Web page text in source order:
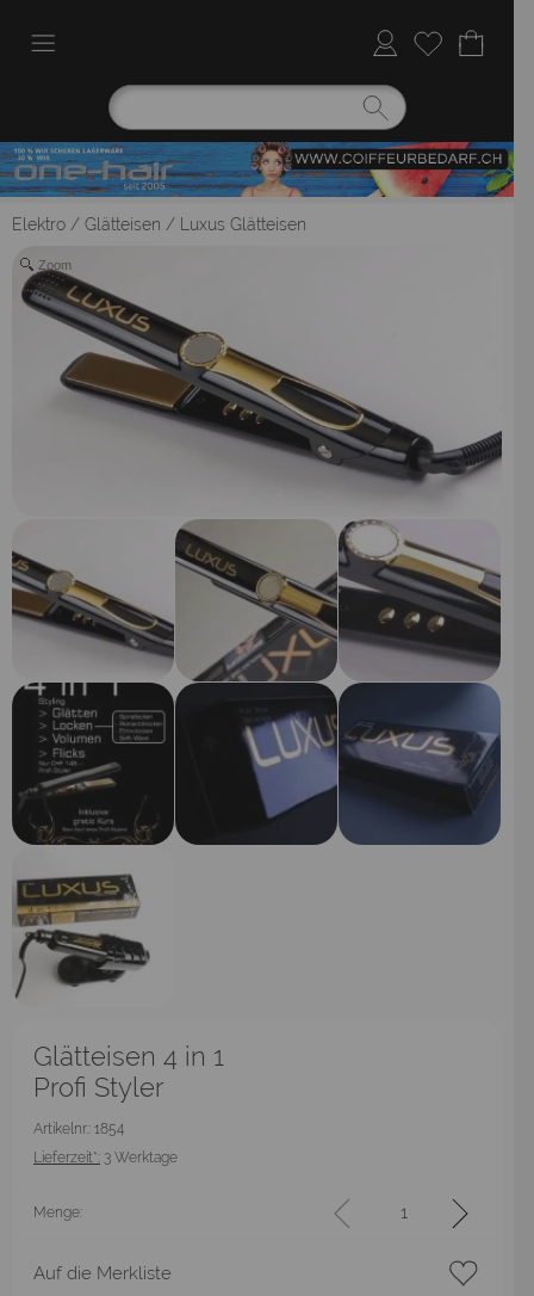
Elektro / Glätteisen / Luxus Glätteisen
Zoom
Glätteisen 4 in 1
Profi Styler
Artikelnr.: 1854
Lieferzeit*: 3 Werktage
Menge:
Auf die Merkliste